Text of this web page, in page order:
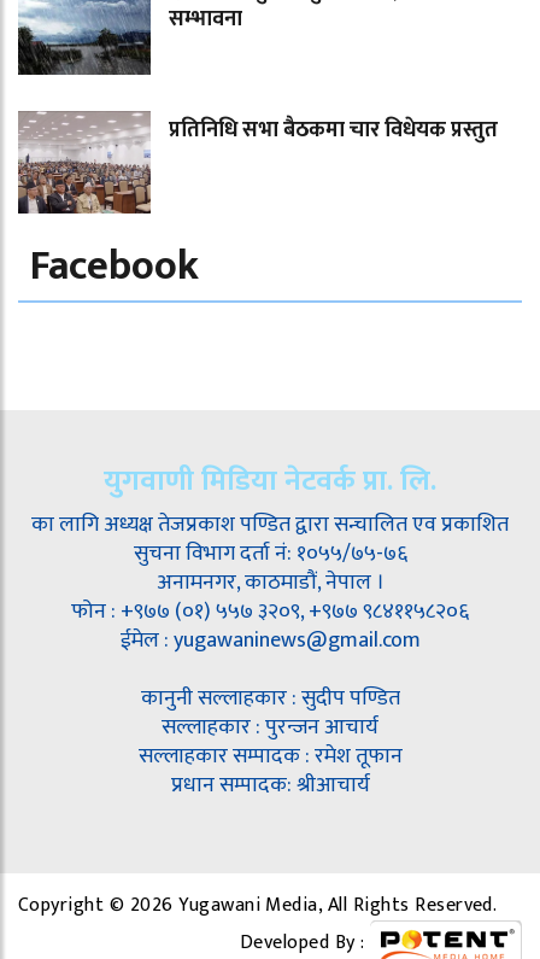
सम्भावना
प्रतिनिधि सभा बैठकमा चार विधेयक प्रस्तुत
Facebook
युगवाणी मिडिया नेटवर्क प्रा. लि.
का लागि अध्यक्ष तेजप्रकाश पण्डित द्वारा सन्चालित एव प्रकाशित
सुचना विभाग दर्ता नं: १०५५/७५-७६
अनामनगर, काठमाडौं, नेपाल ।
फोन : +९७७ (०१) ५५७ ३२०९, +९७७ ९८४११५८२०६
ईमेल : yugawaninews@gmail.com
कानुनी सल्लाहकार : सुदीप पण्डित
सल्लाहकार : पुरन्जन आचार्य
सल्लाहकार सम्पादक : रमेश तूफान
प्रधान सम्पादक: श्रीआचार्य
Copyright © 2026 Yugawani Media, All Rights Reserved.
Developed By :